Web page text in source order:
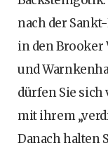
nach der
in den Brooker
und
dürfen Sie
mit ihrem
Danach halten